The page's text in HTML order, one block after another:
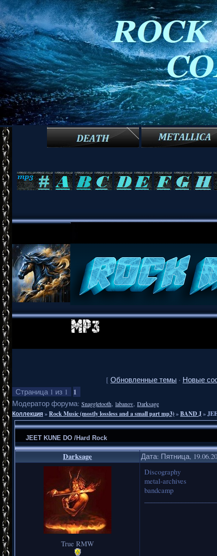
[ Обновленные темы · Новые
Страница 1 из 1 1
Модератор форума: Snaggletooth, labanov, Darksage
Коллекция»Rock Music (mostly lossless and a small part mp3)»BAND J»
JEET KUNE DO /Hard Rock
Darksage Дата: Пятница,
True RMW
Discography
metal-archives
bandcamp